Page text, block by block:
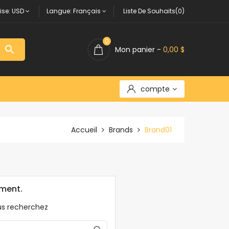
USD Langue: Français Liste De Souhaits(0)
 Mon panier - 0,00 $
0
compte
Accueil Brands Brand01
recherchez